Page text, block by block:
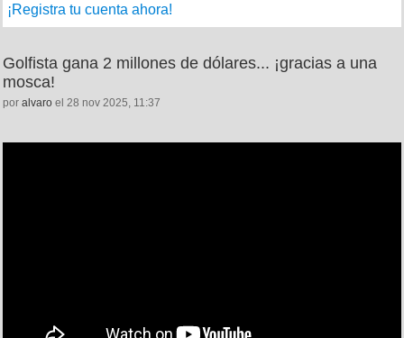
¡Registra tu cuenta ahora!
Golfista gana 2 millones de dólares... ¡gracias a una
mosca!
por alvaro el 28 nov 2025, 11:37